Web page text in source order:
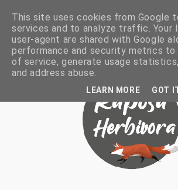
This site uses cookies from Google
services and to analyze traffic. Your
user-agent are shared with Google
performance and security metrics to
of service, generate usage
and address abuse.
LEARN MORE GOT